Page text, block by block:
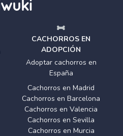
CACHORROS EN
ADOPCIÓN
Adoptar cachorros en
España
Cachorros en Madrid
Cachorros en Barcelona
Cachorros en Valencia
Cachorros en Sevilla
Cachorros en Murcia